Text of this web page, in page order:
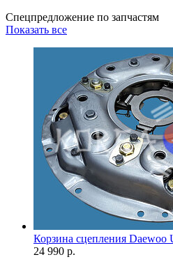
Спецпредложение по запчастям
Показать все
Корзина сцепления
24 990 р.